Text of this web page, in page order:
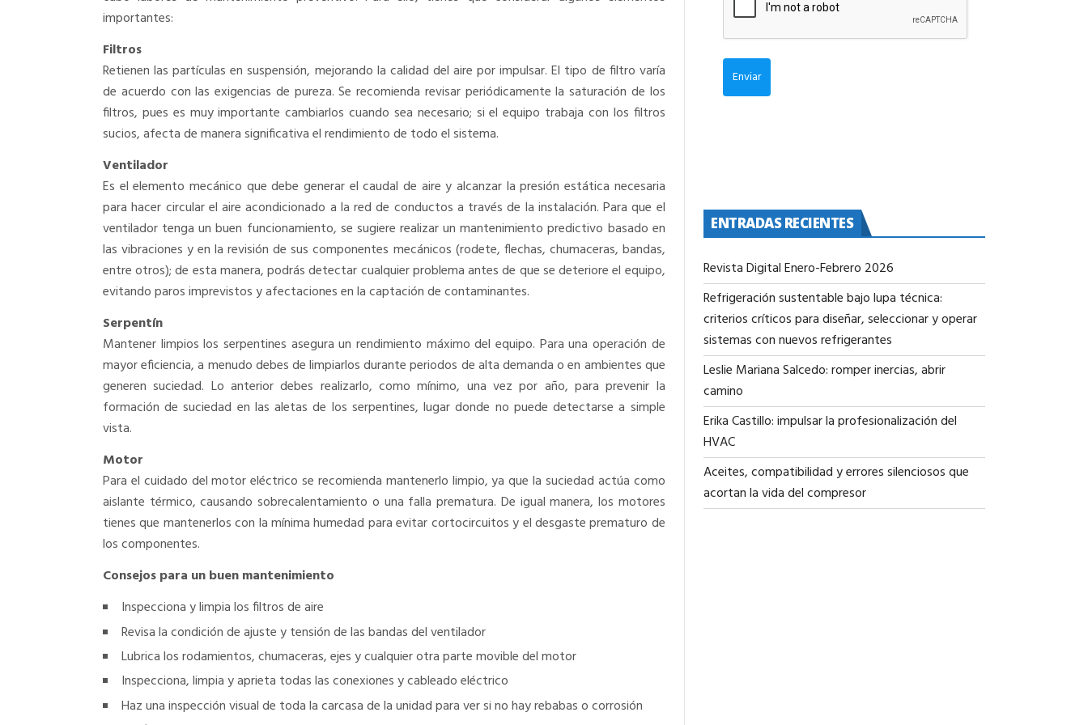
importantes:
Filtros
Retienen las partículas en suspensión, mejorando la calidad del aire por impulsar. El tipo de filtro varía
de acuerdo con las exigencias de pureza. Se recomienda revisar periódicamente la saturación de los
filtros, pues es muy importante cambiarlos cuando sea necesario; si el equipo trabaja con los filtros
sucios, afecta de manera significativa el rendimiento de todo el sistema.
Ventilador
Es el elemento mecánico que debe generar el caudal de aire y alcanzar la presión estática necesaria
para hacer circular el aire acondicionado a la red de conductos a través de la instalación. Para que el
ventilador tenga un buen funcionamiento, se sugiere realizar un mantenimiento predictivo basado en
las vibraciones y en la revisión de sus componentes mecánicos (rodete, flechas, chumaceras, bandas,
entre otros); de esta manera, podrás detectar cualquier problema antes de que se deteriore el equipo,
evitando paros imprevistos y afectaciones en la captación de contaminantes.
Serpentín
Mantener limpios los serpentines asegura un rendimiento máximo del equipo. Para una operación de
mayor eficiencia, a menudo debes de limpiarlos durante periodos de alta demanda o en ambientes que
generen suciedad. Lo anterior debes realizarlo, como mínimo, una vez por año, para prevenir la
formación de suciedad en las aletas de los serpentines, lugar donde no puede detectarse a simple
vista.
Motor
Para el cuidado del motor eléctrico se recomienda mantenerlo limpio, ya que la suciedad actúa como
aislante térmico, causando sobrecalentamiento o una falla prematura. De igual manera, los motores
tienes que mantenerlos con la mínima humedad para evitar cortocircuitos y el desgaste prematuro de
los componentes.
Consejos para un buen mantenimiento
Inspecciona y limpia los filtros de aire
Revisa la condición de ajuste y tensión de las bandas del ventilador
Lubrica los rodamientos, chumaceras, ejes y cualquier otra parte movible del motor
Inspecciona, limpia y aprieta todas las conexiones y cableado eléctrico
Haz una inspección visual de toda la carcasa de la unidad para ver si no hay rebabas o corrosión
Enviar
ENTRADAS RECIENTES
Revista Digital Enero-Febrero 2026
Refrigeración sustentable bajo lupa técnica:
criterios críticos para diseñar, seleccionar y operar
sistemas con nuevos refrigerantes
Leslie Mariana Salcedo: romper inercias, abrir
camino
Erika Castillo: impulsar la profesionalización del
HVAC
Aceites, compatibilidad y errores silenciosos que
acortan la vida del compresor